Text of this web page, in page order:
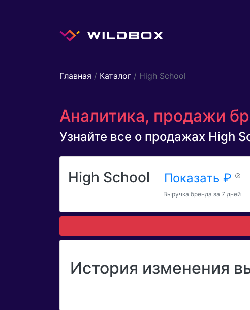
Главная / Каталог / High School
Аналитика, продажи
Узнайте все о продажах High
High School Показать ₽
Выручка бренда за 7 дней
История изменения